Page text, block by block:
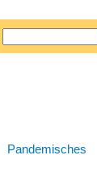
Pandemisches